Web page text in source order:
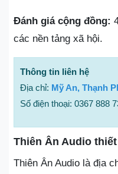
Đánh giá cộng đồng:
các nền tảng xã hội.
Thông tin liên hệ
Địa chỉ: Mỹ An, Thạnh
Số điện thoại: 0367 888
Thiên Ân Audio
Thiên Ân Audio là địa